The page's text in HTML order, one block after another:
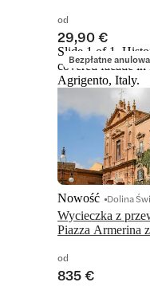
od
29,90 €
Bezpłatne
Slide 1 of 1,
covered facade
Agrigento, Italy.
Wycieczka z
Piazza Armerina
Nowość Dolina
od
835 €